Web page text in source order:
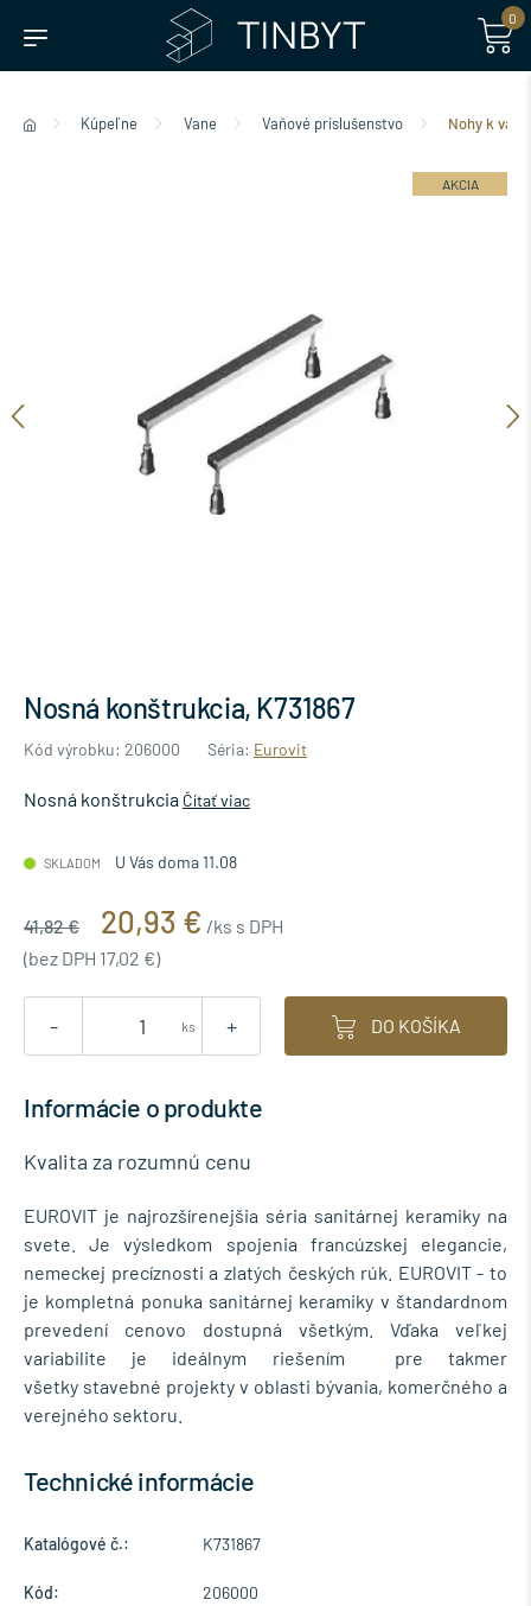
0
Kúpeľne Vane Vaňové príslušenstvo Nohy k
Nosná konštrukcia, K731867
Kód výrobku: 206000 Séria: Eurovit
Nosná konštrukcia Čítať viac
SKLADOM U Vás doma 11.08
41,82 € 20,93 € /ks s DPH
(bez DPH 17,02 €)
- +
ks DO KOŠÍKA
AKCIA
Informácie o produkte
Kvalita za rozumnú cenu
EUROVIT je najrozšírenejšia séria sanitárnej keramiky na
svete. Je výsledkom spojenia francúzskej elegancie,
nemeckej precíznosti a zlatých českých rúk. EUROVIT - to
je kompletná ponuka sanitárnej keramiky v štandardnom
prevedení cenovo dostupná všetkým. Vďaka veľkej
variabilite je ideálnym riešením pre takmer
všetky stavebné projekty v oblasti bývania, komerčného a
verejného sektoru.
Technické informácie
Katalógové č.: K731867
Kód: 206000